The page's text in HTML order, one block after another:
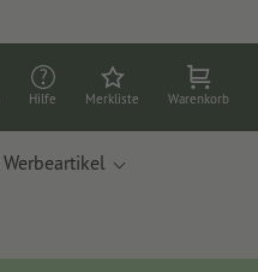
Hilfe Merkliste Warenkorb
Werbeartikel